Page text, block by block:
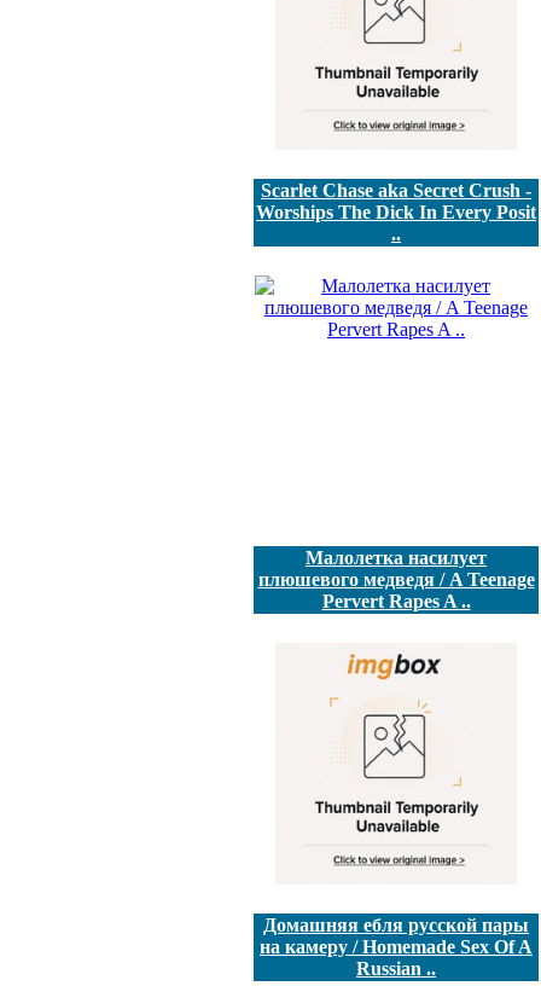
Scarlet Chase aka Secret Crush -
Worships The Dick In Every Posit
..
Малолетка насилует
плюшевого медведя / A Teenage
Pervert Rapes A ..
Домашняя ебля русской пары
на камеру / Homemade Sex Of A
Russian ..